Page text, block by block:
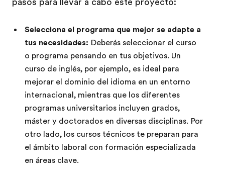
pasos para llevar a cabo este proyecto:
Selecciona el programa que mejor se adapte a
tus necesidades: Deberás seleccionar el curso
o programa pensando en tus objetivos. Un
curso de inglés, por ejemplo, es ideal para
mejorar el dominio del idioma en un entorno
internacional, mientras que los diferentes
programas universitarios incluyen grados,
máster y doctorados en diversas disciplinas. Por
otro lado, los cursos técnicos te preparan para
el ámbito laboral con formación especializada
en áreas clave.